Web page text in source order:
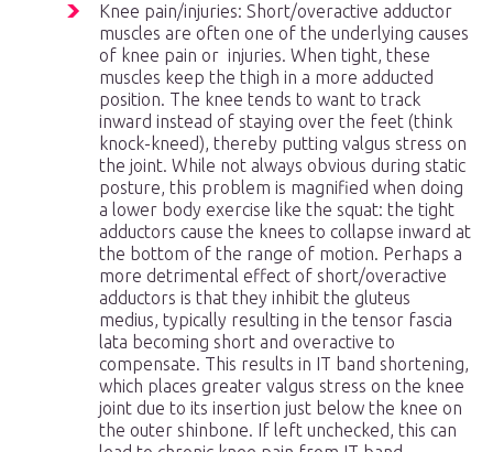
Knee pain/injuries: Short/overactive adductor
muscles are often one of the underlying causes
of knee pain or injuries. When tight, these
muscles keep the thigh in a more adducted
position. The knee tends to want to track
inward instead of staying over the feet (think
knock-kneed), thereby putting valgus stress on
the joint. While not always obvious during static
posture, this problem is magnified when doing
a lower body exercise like the squat: the tight
adductors cause the knees to collapse inward at
the bottom of the range of motion. Perhaps a
more detrimental effect of short/overactive
adductors is that they inhibit the gluteus
medius, typically resulting in the tensor fascia
lata becoming short and overactive to
compensate. This results in IT band shortening,
which places greater valgus stress on the knee
joint due to its insertion just below the knee on
the outer shinbone. If left unchecked, this can